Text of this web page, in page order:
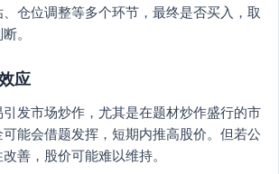
仓位调整等多个环节，最终是否买入，取
。
应
发市场炒作，尤其是在题材炒作盛行的市
能会借题发挥，短期内推高股价。但若公
善，股价可能难以维持。